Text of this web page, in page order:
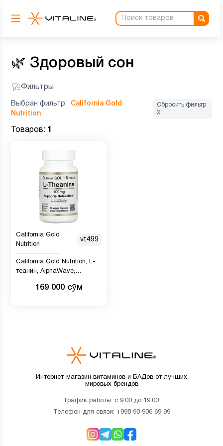
🌿 Здоровый сон
Фильтры
Выбран фильтр:
California Gold
Nutrition
Сбросить фильтр
Х
Товаров: 1
California Gold
Nutrition
vt499
California Gold Nutrition, L-
теанин, AlphaWave,
успокоение, 100 мг, 60
169 000 сӯм
Интернет-магазин витаминов и БАДов от лучших
мировых брендов
График работы: с 9:00 до 19:00
Телефон для связи: +998 90 906 69 99